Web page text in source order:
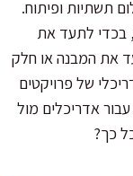
תשתיות ופיתוח.
בכדי לתעד את
את המבנה או חלק
של פרויקטים
אדריכלים מול
כך?